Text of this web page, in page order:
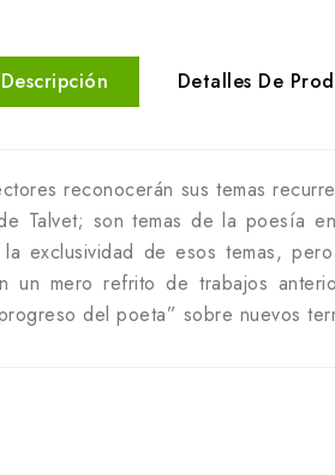
Descripción Detalles De
reconocerán sus temas
Talvet; son temas de la poesía
exclusividad de esos temas,
un mero refrito de trabajos
del poeta” sobre nuevos